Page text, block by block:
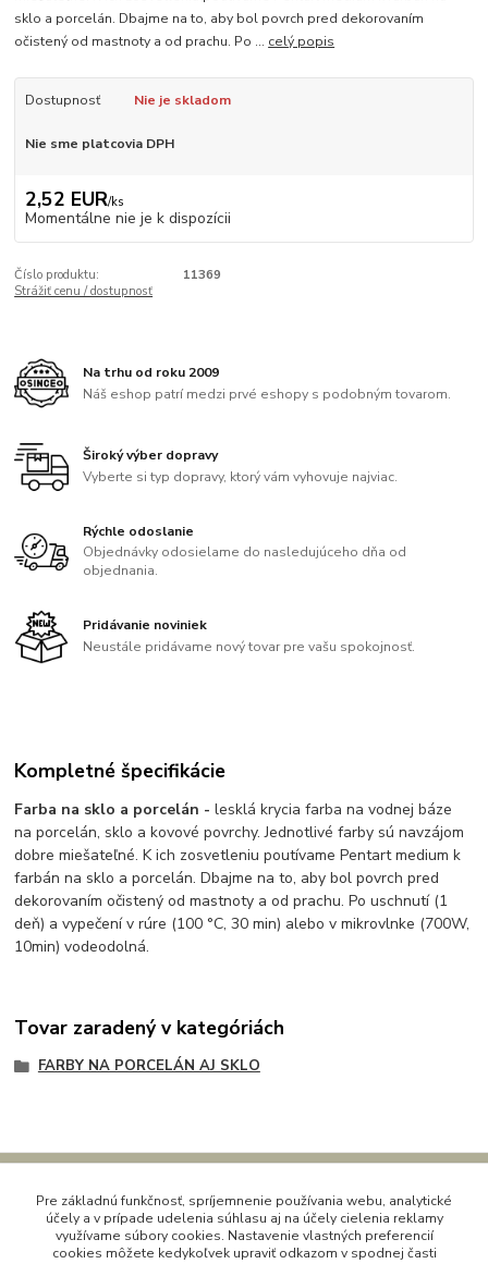
sklo a porcelán. Dbajme na to, aby bol povrch pred dekorovaním
očistený od mastnoty a od prachu. Po ... celý popis
Dostupnosť Nie je skladom
Nie sme platcovia DPH
2,52 EUR/ks
Momentálne nie je k dispozícii
Číslo produktu:
11369
Strážiť cenu / dostupnosť
Na trhu od roku 2009
Náš eshop patrí medzi prvé eshopy s podobným tovarom.
Široký výber dopravy
Vyberte si typ dopravy, ktorý vám vyhovuje najviac.
Rýchle odoslanie
Objednávky odosielame do nasledujúceho dňa od
objednania.
Pridávanie noviniek
Neustále pridávame nový tovar pre vašu spokojnosť.
Kompletné špecifikácie
Farba na sklo a porcelán -lesklá krycia farba na vodnej báze
na porcelán, sklo a kovové povrchy. Jednotlivé farby sú navzájom
dobre miešateľné. K ich zosvetleniu poutívame Pentart medium k
farbán na sklo a porcelán. Dbajme na to, aby bol povrch pred
dekorovaním očistený od mastnoty a od prachu. Po uschnutí (1
deň) a vypečení v rúre (100 °C, 30 min) alebo v mikrovlnke (700W,
10min) vodeodolná.
Tovar zaradený v kategóriách
FARBY NA PORCELÁN AJ SKLO
Kontaktné údaje
Pre základnú funkčnosť, spríjemnenie používania webu, analytické
účely a v prípade udelenia súhlasu aj na účely cielenia reklamy
využívame súbory cookies. Nastavenie vlastných preferencií
cookies môžete kedykoľvek upraviť odkazom v spodnej časti